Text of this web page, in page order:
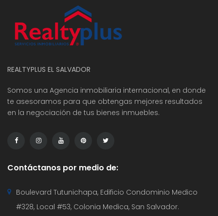
REALTYPLUS EL SALVADOR
Somos una Agencia inmobiliaria internacional, en donde
te asesoramos para que obtengas mejores resultados
en la negociación de tus bienes inmuebles.
Contáctanos por medio de:
Boulevard Tutunichapa, Edificio Condominio Medico
#328, Local #53, Colonia Medica, San Salvador.